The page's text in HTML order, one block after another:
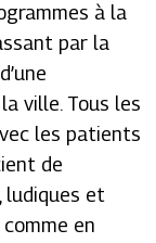
à la
par la
ville. Tous les
les patients
de
ludiques et
en